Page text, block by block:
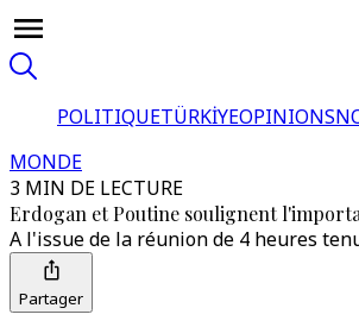
POLITIQUETÜRKİYEOPINIONS
MONDE
3 MIN DE LECTURE
Erdogan et Poutine soulignent
A l'issue de la réunion de 4 heures
Partager